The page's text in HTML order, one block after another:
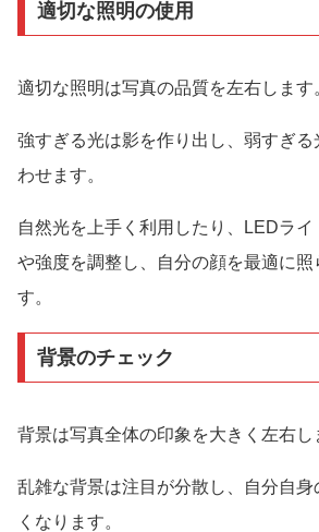
適切な照明の使用
適切な照明は写真の品質を左右します
強すぎる光は影を作り出し、弱すぎ
わせます。
自然光を上手く利用したり、LEDラ
や強度を調整し、自分の顔を最適に
す。
背景のチェック
背景は写真全体の印象を大きく左右し
乱雑な背景は注目が分散し、自分自身
くなります。